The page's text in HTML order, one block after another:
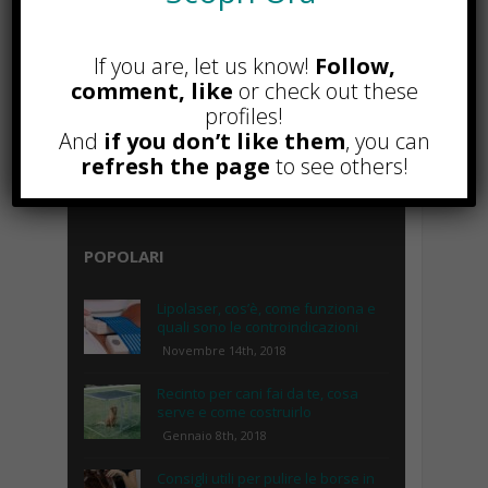
POPOLARI
Lipolaser, cos’è, come funziona e
quali sono le controindicazioni
Novembre 14th, 2018
Recinto per cani fai da te, cosa
serve e come costruirlo
Gennaio 8th, 2018
Consigli utili per pulire le borse in
If you are, let us know! Follow,
comment, like or check out these
profiles!
And if you don’t like them, you can
refresh the page to see others!